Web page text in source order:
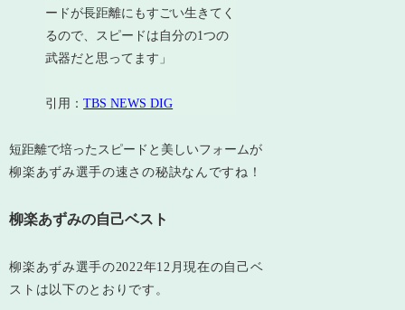
ードが長距離にもすごい生きてく
るので、スピードは自分の1つの
武器だと思ってます」
引用：TBS NEWS DIG
短距離で培ったスピードと美しいフォームが
柳楽あずみ選手の速さの秘訣なんですね！
柳楽あずみの自己ベスト
柳楽あずみ選手の2022年12月現在の自己ベ
ストは以下のとおりです。